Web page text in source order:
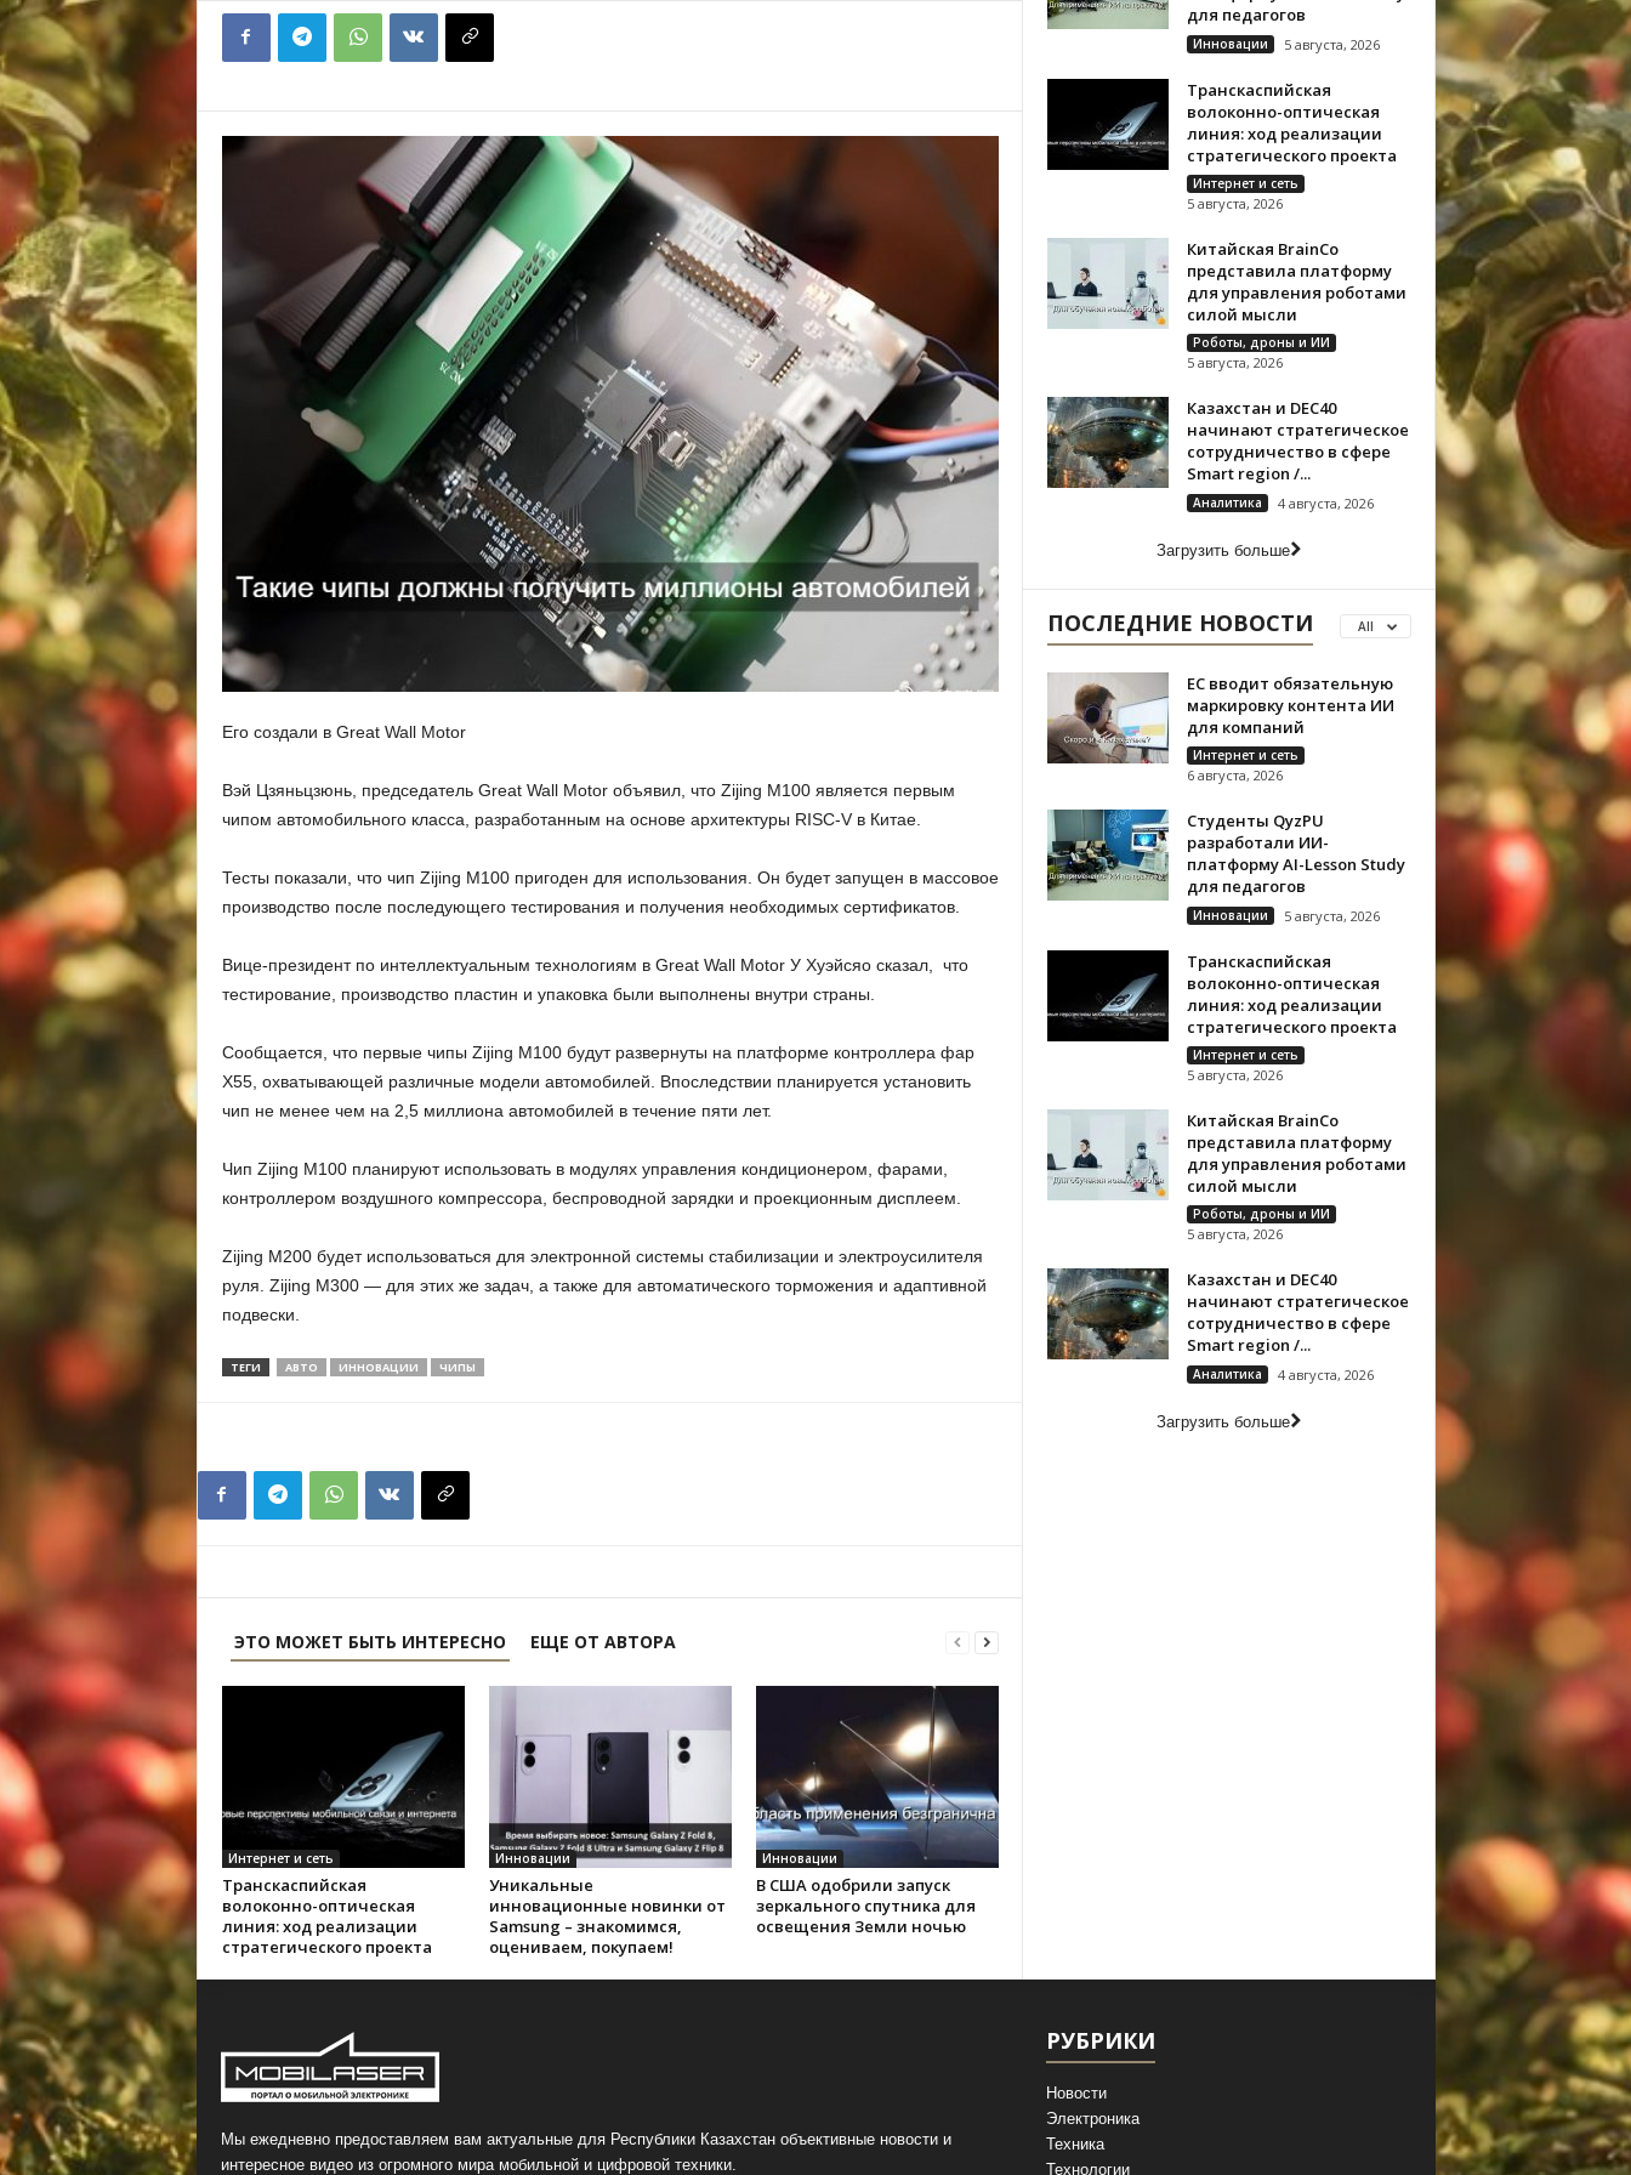
Его создали в Great Wall Motor
Вэй Цзяньцзюнь, председатель Great Wall Motor объявил, что Zijing M100 является первым
чипом автомобильного класса, разработанным на основе архитектуры RISC-V в Китае.
Тесты показали, что чип Zijing M100 пригоден для использования. Он будет запущен в массовое
производство после последующего тестирования и получения необходимых сертификатов.
Вице-президент по интеллектуальным технологиям в Great Wall Motor У Хуэйсяо сказал, что
тестирование, производство пластин и упаковка были выполнены внутри страны.
Сообщается, что первые чипы Zijing M100 будут развернуты на платформе контроллера фар
X55, охватывающей различные модели автомобилей. Впоследствии планируется установить
чип не менее чем на 2,5 миллиона автомобилей в течение пяти лет.
Чип Zijing M100 планируют использовать в модулях управления кондиционером, фарами,
контроллером воздушного компрессора, беспроводной зарядки и проекционным дисплеем.
Zijing M200 будет использоваться для электронной системы стабилизации и электроусилителя
руля. Zijing M300 — для этих же задач, а также для автоматического торможения и адаптивной
подвески.
ТЕГИ АВТО ИННОВАЦИИ ЧИПЫ
ЭТО МОЖЕТ БЫТЬ ИНТЕРЕСНО ЕЩЕ ОТ АВТОРА
Интернет и сеть
Транскаспийская
волоконно-оптическая
линия: ход реализации
стратегического проекта
Инновации
Уникальные
инновационные новинки от
Samsung – знакомимся,
оцениваем, покупаем!
Инновации
В США одобрили запуск
зеркального спутника для
освещения Земли ночью
для педагогов
Инновации 5 августа, 2026
Транскаспийская
волоконно-оптическая
линия: ход реализации
стратегического проекта
Интернет и сеть
5 августа, 2026
Китайская BrainCo
представила платформу
для управления роботами
силой мысли
Роботы, дроны и ИИ
5 августа, 2026
Казахстан и DEC40
начинают стратегическое
сотрудничество в сфере
Smart region /...
Аналитика 4 августа, 2026
Загрузить больше
ПОСЛЕДНИЕ НОВОСТИ All
ЕС вводит обязательную
маркировку контента ИИ
для компаний
Интернет и сеть
6 августа, 2026
Студенты QyzPU
разработали ИИ-
платформу AI-Lesson Study
для педагогов
Инновации 5 августа, 2026
Транскаспийская
волоконно-оптическая
линия: ход реализации
стратегического проекта
Интернет и сеть
5 августа, 2026
Китайская BrainCo
представила платформу
для управления роботами
силой мысли
Роботы, дроны и ИИ
5 августа, 2026
Казахстан и DEC40
начинают стратегическое
сотрудничество в сфере
Smart region /...
Аналитика 4 августа, 2026
Загрузить больше
Мы ежедневно предоставляем вам актуальные для Республики Казахстан объективные новости и
интересное видео из огромного мира мобильной и цифровой техники.
РУБРИКИ
Новости
Электроника
Техника
Технологии